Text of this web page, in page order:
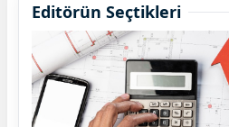
Editörün Seçtikleri